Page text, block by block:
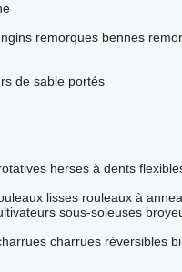
remorques bennes
de sable portés
herses à dents
lisses rouleaux à
sous-soleuses
charrues réversibles